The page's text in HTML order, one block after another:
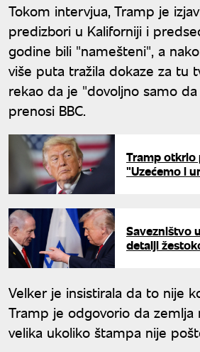
Tokom intervjua, Tramp je
predizbori u Kaliforniji i
godine bili "namešteni", a
više puta tražila dokaze za tu
rekao da je "dovoljno samo
prenosi BBC.
Tramp otkrio
"Uzećemo i
Savezništvo
detalji
Velker je insistirala da to nije
Tramp je odgovorio da zemlja
velika ukoliko štampa nije